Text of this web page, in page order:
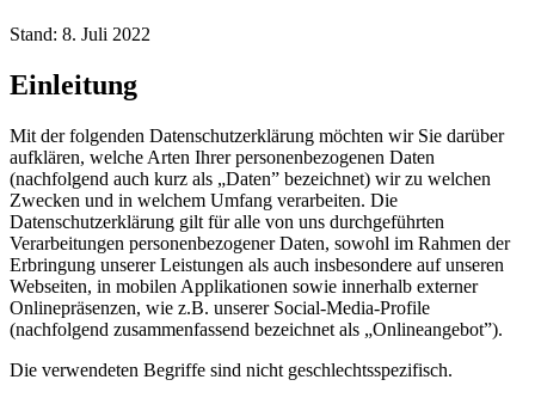
Stand: 8. Juli 2022
Einleitung
Mit der folgenden Datenschutzerklärung möchten wir Sie darüber
aufklären, welche Arten Ihrer personenbezogenen Daten
(nachfolgend auch kurz als „Daten” bezeichnet) wir zu welchen
Zwecken und in welchem Umfang verarbeiten. Die
Datenschutzerklärung gilt für alle von uns durchgeführten
Verarbeitungen personenbezogener Daten, sowohl im Rahmen der
Erbringung unserer Leistungen als auch insbesondere auf unseren
Webseiten, in mobilen Applikationen sowie innerhalb externer
Onlinepräsenzen, wie z.B. unserer Social-Media-Profile
(nachfolgend zusammenfassend bezeichnet als „Onlineangebot”).
Die verwendeten Begriffe sind nicht geschlechtsspezifisch.